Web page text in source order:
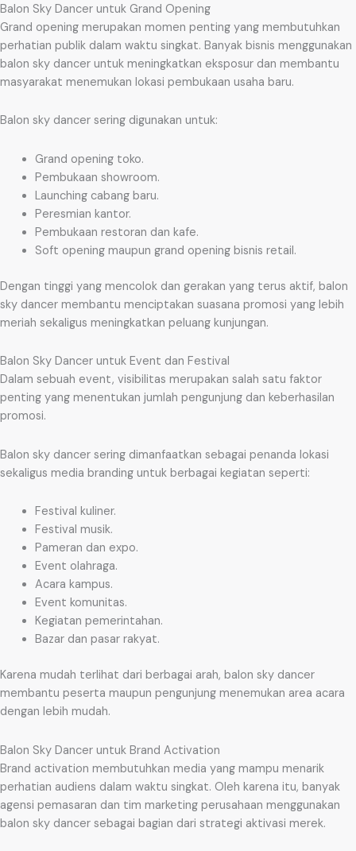
Balon Sky Dancer untuk Grand Opening
Grand opening merupakan momen penting yang membutuhkan
perhatian publik dalam waktu singkat. Banyak bisnis menggunakan
balon sky dancer untuk meningkatkan eksposur dan membantu
masyarakat menemukan lokasi pembukaan usaha baru.
Balon sky dancer sering digunakan untuk:
Grand opening toko.
Pembukaan showroom.
Launching cabang baru.
Peresmian kantor.
Pembukaan restoran dan kafe.
Soft opening maupun grand opening bisnis retail.
Dengan tinggi yang mencolok dan gerakan yang terus aktif, balon
sky dancer membantu menciptakan suasana promosi yang lebih
meriah sekaligus meningkatkan peluang kunjungan.
Balon Sky Dancer untuk Event dan Festival
Dalam sebuah event, visibilitas merupakan salah satu faktor
penting yang menentukan jumlah pengunjung dan keberhasilan
promosi.
Balon sky dancer sering dimanfaatkan sebagai penanda lokasi
sekaligus media branding untuk berbagai kegiatan seperti:
Festival kuliner.
Festival musik.
Pameran dan expo.
Event olahraga.
Acara kampus.
Event komunitas.
Kegiatan pemerintahan.
Bazar dan pasar rakyat.
Karena mudah terlihat dari berbagai arah, balon sky dancer
membantu peserta maupun pengunjung menemukan area acara
dengan lebih mudah.
Balon Sky Dancer untuk Brand Activation
Brand activation membutuhkan media yang mampu menarik
perhatian audiens dalam waktu singkat. Oleh karena itu, banyak
agensi pemasaran dan tim marketing perusahaan menggunakan
balon sky dancer sebagai bagian dari strategi aktivasi merek.